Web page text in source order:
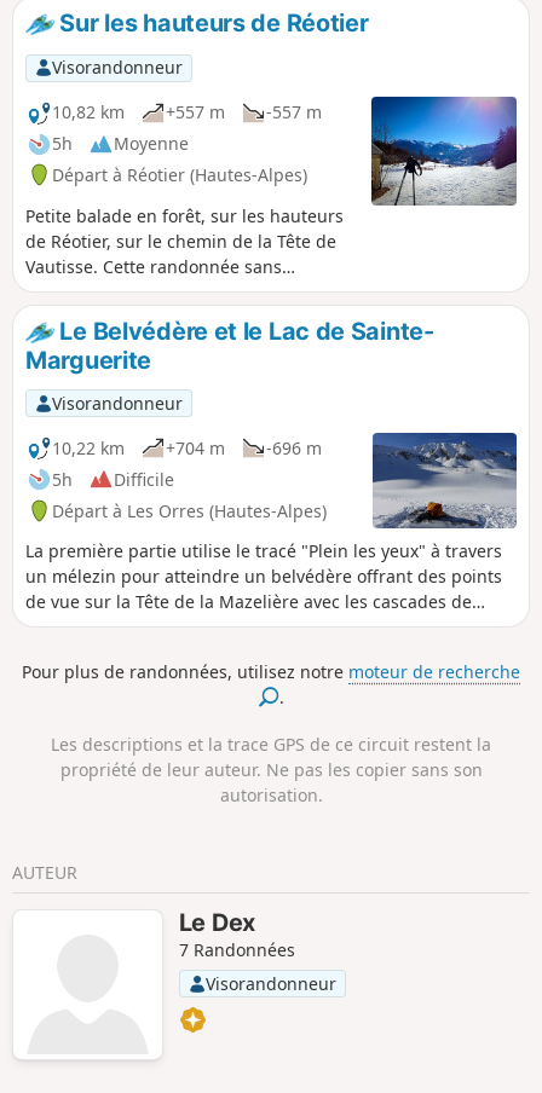
Sur les hauteurs de Réotier
Visorandonneur
10,82 km
+557 m
-557 m
5h
Moyenne
Départ à Réotier (Hautes-Alpes)
Petite balade en forêt, sur les hauteurs
de Réotier, sur le chemin de la Tête de
Vautisse. Cette randonnée sans
difficulté présente l'avantage de se
passer sur un secteur peu fréquenté et
avec un panorama plus que
sympathique sur les stations de Vars,
Risoul et Ceillac ainsi qu'une vue
magnifique sur le Val d'Escreins et la
sublime Font Sancte.
Le Belvédère et le Lac de Sainte-
Marguerite
Visorandonneur
10,22 km
+704 m
-696 m
5h
Difficile
Départ à Les Orres (Hautes-Alpes)
La première partie utilise le tracé "Plein les yeux" à travers
un mélezin pour atteindre un belvédère offrant des points
de vue sur la Tête de la Mazelière avec les cascades de
glace. Puis par une montée par une grande piste forestière,
se trouve le Lac de Sainte-Marguerite entouré de nombreux
Pour plus de randonnées, utilisez notre moteur de recherche
.
Les descriptions et la trace GPS de ce circuit restent la
propriété de leur auteur. Ne pas les copier sans son
autorisation.
AUTEUR
Le Dex
7 Randonnées
Visorandonneur